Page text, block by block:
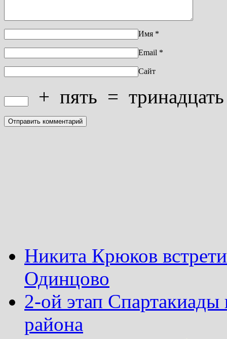
Имя *
Email *
Сайт
+ пять = тринадцать
Никита Крюков
Одинцово
2-ой этап
района